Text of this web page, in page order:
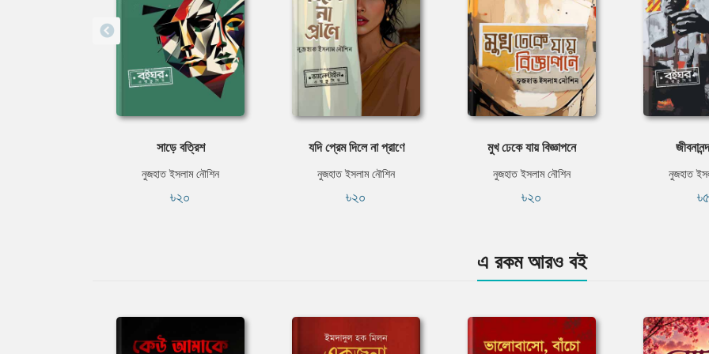
সাড়ে বত্রিশ
নুজহাত ইসলাম নৌশিন
৳২০
যদি প্রেম দিলে না প্রাণে
নুজহাত ইসলাম নৌশিন
৳২০
মুখ ঢেকে যায় বিজ্ঞাপনে
নুজহাত ইসলাম নৌশিন
৳২০
নুজহাত
এ রকম আরও বই